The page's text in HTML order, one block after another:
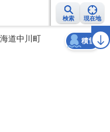
検索 現在地
警報・注意報 2週間天気 ラ
道中川町 積雪
天気 台風